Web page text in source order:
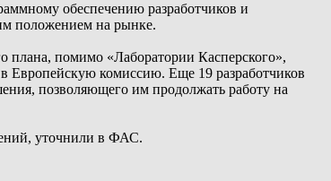
обеспечению разработчиков и
положением на рынке.
помимо «Лаборатории Касперского»,
Европейскую комиссию. Еще 19 разработчиков
позволяющего им продолжать работу на
уточнили в ФАС.